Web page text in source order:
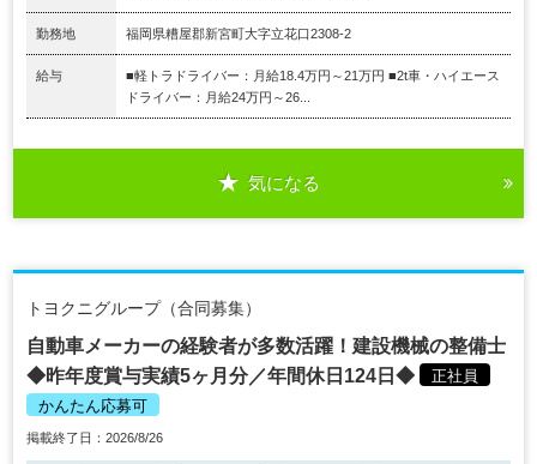
勤務地 福岡県糟屋郡新宮町大字立花口2308-2
給与
■軽トラドライバー：月給18.4万円～21万円 ■2t車・ハイエース
ドライバー：月給24万円～26...
気になる
トヨクニグループ（合同募集）
自動車メーカーの経験者が多数活躍！建設機械の整備士
◆昨年度賞与実績5ヶ月分／年間休日124日◆
正社員
かんたん応募可
掲載終了日：2026/8/26